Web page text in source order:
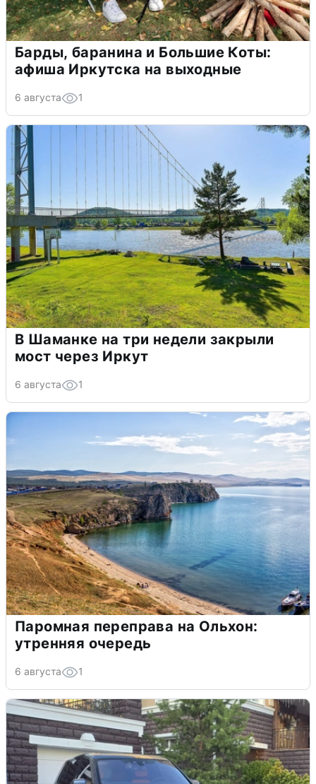
Барды, баранина и Большие Коты:
афиша Иркутска на выходные
6 августа 1
В Шаманке на три недели закрыли
мост через Иркут
6 августа 1
Паромная переправа на Ольхон:
утренняя очередь
6 августа 1